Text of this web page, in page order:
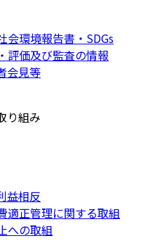
会環境報告書・SDGs
評価及び監査の情報
会見等
り組み
益相反
適正管理に関する取組
への取組